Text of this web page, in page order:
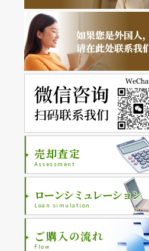
売却査定
Assessment
ローンシミュレーション
Loan simulation
ご購入の流れ
Flow